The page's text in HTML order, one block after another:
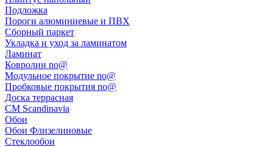
Подложка
Пороги алюминиевые и ПВХ
Сборный паркет
Укладка и уход за ламинатом
Ламинат
Ковролин no@
Модульное покрытие no@
Пробковые покрытия no@
Доска террасная
CM Scandinavia
Обои
Обои Флизелиновые
Стеклообои